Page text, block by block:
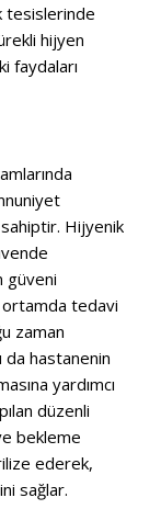
tesislerinde
hijyen
faydaları
Hijyenik
güveni
ortamda tedavi
zaman
da hastanenin
yardımcı
düzenli
bekleme
ederek,
sağlar.